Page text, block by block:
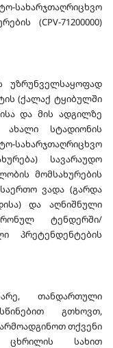
(CPV-71200000)
უზრუნველსაყოფად
(ქალაქ ტყიბულში
და მის ადგილზე
ახალი სტადიონის
სავარაუდო
მომსახურების
ვადა (გარდა
და აღნიშნული
ტენდერში/
პრეტენდენტების
თანდართული
გთხოვთ,
თქვენი
ცხრილის სახით